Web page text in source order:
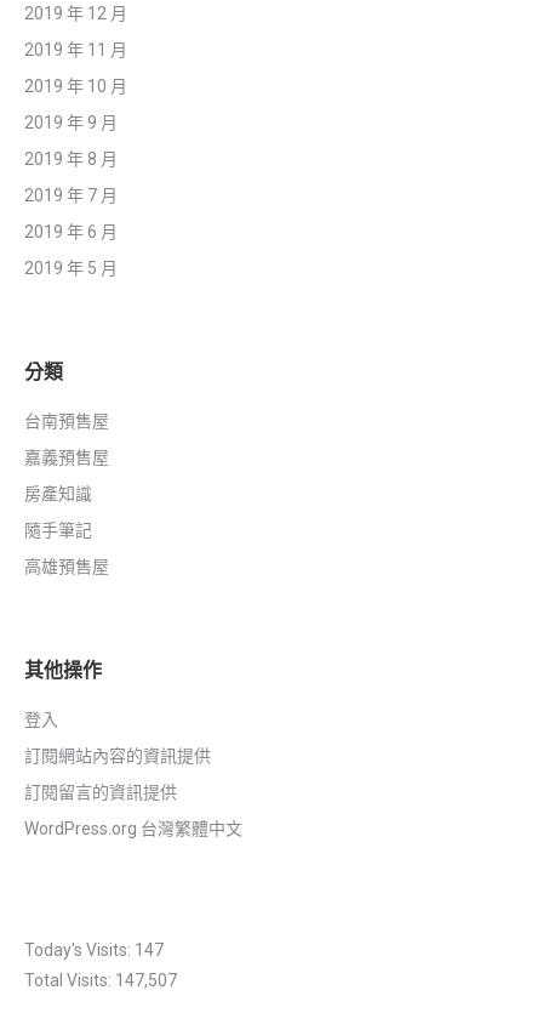
2019 年 12 月
2019 年 11 月
2019 年 10 月
2019 年 9 月
2019 年 8 月
2019 年 7 月
2019 年 6 月
2019 年 5 月
分類
台南預售屋
嘉義預售屋
房產知識
隨手筆記
高雄預售屋
其他操作
登入
訂閱網站內容的資訊提供
訂閱留言的資訊提供
WordPress.org 台灣繁體中文
Today's Visits: 147
Total Visits: 147,507